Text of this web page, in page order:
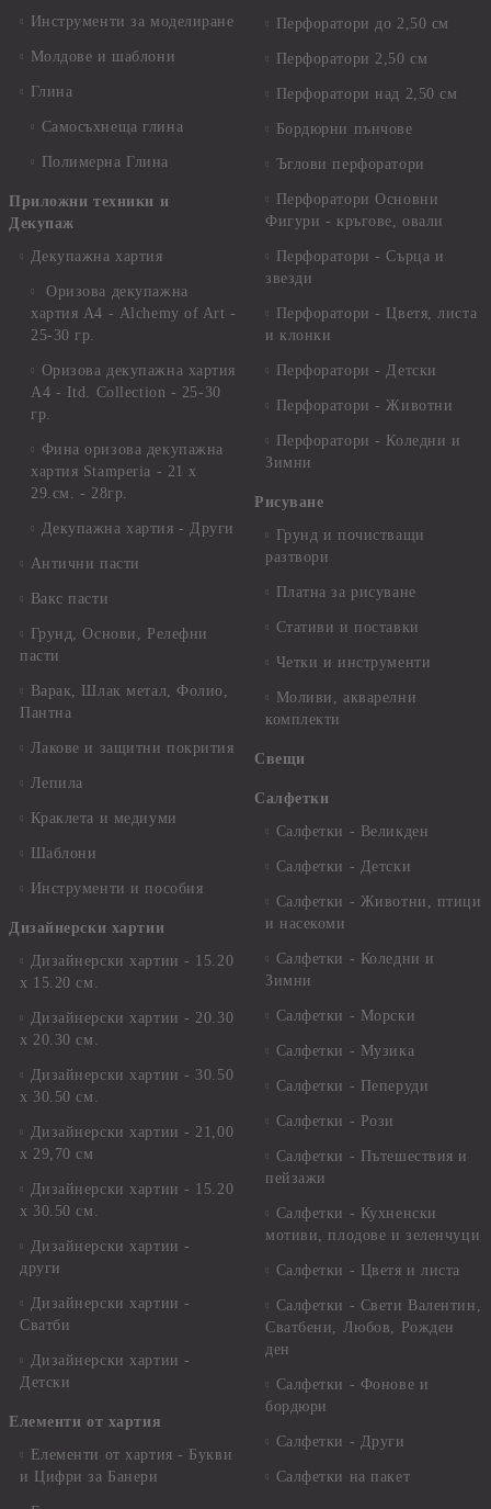
Инструменти за моделиране
Молдове и шаблони
Глина
Самосъхнеща глина
Полимерна Глина
Приложни техники и
Декупаж
Декупажна хартия
Оризова декупажна
хартия А4 - Alchemy of Art -
25-30 гр.
Оризова декупажна хартия
А4 - Itd. Collection - 25-30
гр.
Фина оризова декупажна
хартия Stamperia - 21 х
29.см. - 28гр.
Декупажна хартия - Други
Антични пасти
Вакс пасти
Грунд, Основи, Релефни
пасти
Варак, Шлак метал, Фолио,
Пантна
Лакове и защитни покрития
Лепила
Краклета и медиуми
Шаблони
Инструменти и пособия
Дизайнерски хартии
Дизайнерски хартии - 15.20
х 15.20 см.
Дизайнерски хартии - 20.30
х 20.30 см.
Дизайнерски хартии - 30.50
х 30.50 см.
Дизайнерски хартии - 21,00
х 29,70 см
Дизайнерски хартии - 15.20
x 30.50 см.
Дизайнерски хартии -
други
Дизайнерски хартии -
Сватби
Дизайнерски хартии -
Детски
Елементи от хартия
Елементи от хартия - Букви
и Цифри за Банери
Перфоратори до 2,50 см
Перфоратори 2,50 см
Перфоратори над 2,50 см
Бордюрни пънчове
Ъглови перфоратори
Перфоратори Основни
Фигури - кръгове, овали
Перфоратори - Сърца и
звезди
Перфоратори - Цветя, листа
и клонки
Перфоратори - Детски
Перфоратори - Животни
Перфоратори - Коледни и
Зимни
Рисуване
Грунд и почистващи
разтвори
Платна за рисуване
Стативи и поставки
Четки и инструменти
Моливи, акварелни
комплекти
Свещи
Салфетки
Салфетки - Великден
Салфетки - Детски
Салфетки - Животни, птици
и насекоми
Салфетки - Коледни и
Зимни
Салфетки - Морски
Салфетки - Музика
Салфетки - Пеперуди
Салфетки - Рози
Салфетки - Пътешествия и
пейзажи
Салфетки - Кухненски
мотиви, плодове и зеленчуци
Салфетки - Цветя и листа
Салфетки - Свети Валентин,
Сватбени, Любов, Рожден
ден
Салфетки - Фонове и
бордюри
Салфетки - Други
Салфетки на пакет